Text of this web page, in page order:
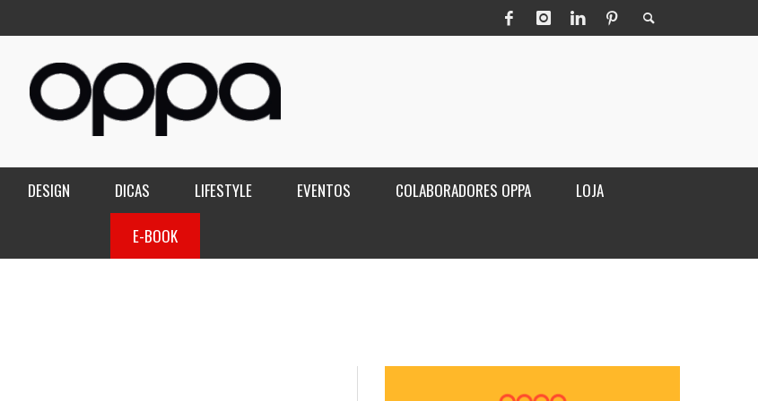
DESIGN DICAS LIFESTYLE EVENTOS COLABORADORES OPPA LOJA
E-BOOK